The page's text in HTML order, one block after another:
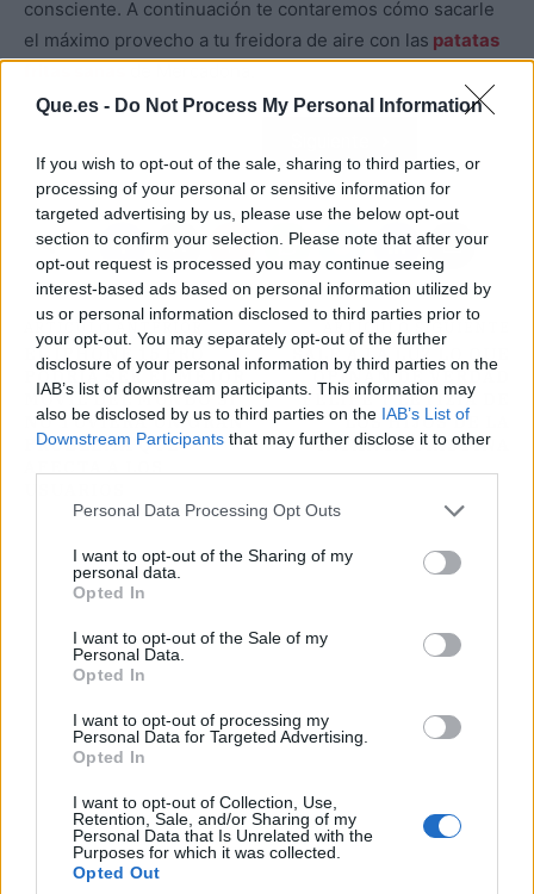
Que.es - Do Not Process My Personal Information
If you wish to opt-out of the sale, sharing to third parties, or
processing of your personal or sensitive information for
targeted advertising by us, please use the below opt-out
section to confirm your selection. Please note that after your
opt-out request is processed you may continue seeing
interest-based ads based on personal information utilized by
us or personal information disclosed to third parties prior to
your opt-out. You may separately opt-out of the further
disclosure of your personal information by third parties on the
IAB’s list of downstream participants. This information may
also be disclosed by us to third parties on the IAB’s List of
Downstream Participants that may further disclose it to other
Personal Data Processing Opt Outs
I want to opt-out of the Sharing of my
personal data.
Opted In
I want to opt-out of the Sale of my
Personal Data.
Opted In
I want to opt-out of processing my
Personal Data for Targeted Advertising.
Opted In
I want to opt-out of Collection, Use,
Retention, Sale, and/or Sharing of my
Personal Data that Is Unrelated with the
Purposes for which it was collected.
Opted Out
consciente. A continuación te contaremos cómo sacarle
el máximo provecho a tu freidora de aire con las patatas
ARTÍCULO ANTERIOR
EL IPHONE 15 PRO
PODRÍA SER EL MEJOR
MÓVIL DEL MUNDO SI
NO TUVIERA UN GRAN
PROBLEMA QUE
ARTÍCULO SIGUIENTE
SALE A LA LUZ LO QUE
OPINAN DE VERDAD
FELIPE Y LETIZIA DE
LOS HIJOS DE LA
INFANTA CRISTINA